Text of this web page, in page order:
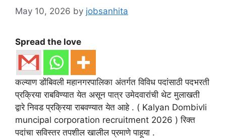
May 10, 2026 by jobsanhita
Spread the love
कल्याण डोंबिवली महानगरपालिका अंतर्गत विविध पदांसाठी पदभरती
प्रक्रिया राबविण्यात येत असून पात्र उमेदवारांची थेट मुलाखती
द्वारे निवड प्रक्रिया राबवण्यात येत आहे . ( Kalyan Dombivli
muncipal corporation recruitment 2026 ) रिक्त
पदांचा सविस्तर तपशील खालील प्रमाणे पाहूया .